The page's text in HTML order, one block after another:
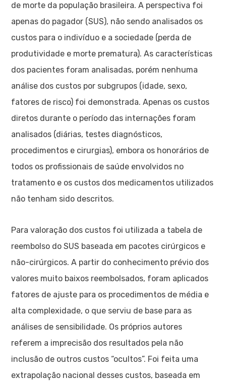
de morte da população brasileira. A perspectiva foi
apenas do pagador (SUS), não sendo analisados os
custos para o indivíduo e a sociedade (perda de
produtividade e morte prematura). As características
dos pacientes foram analisadas, porém nenhuma
análise dos custos por subgrupos (idade, sexo,
fatores de risco) foi demonstrada. Apenas os custos
diretos durante o período das internações foram
analisados (diárias, testes diagnósticos,
procedimentos e cirurgias), embora os honorários de
todos os profissionais de saúde envolvidos no
tratamento e os custos dos medicamentos utilizados
não tenham sido descritos.
Para valoração dos custos foi utilizada a tabela de
reembolso do SUS baseada em pacotes cirúrgicos e
não-cirúrgicos. A partir do conhecimento prévio dos
valores muito baixos reembolsados, foram aplicados
fatores de ajuste para os procedimentos de média e
alta complexidade, o que serviu de base para as
análises de sensibilidade. Os próprios autores
referem a imprecisão dos resultados pela não
inclusão de outros custos “ocultos”. Foi feita uma
extrapolação nacional desses custos, baseada em